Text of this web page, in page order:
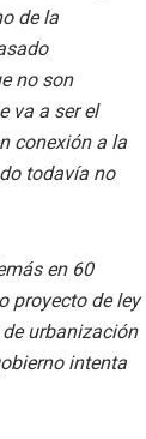
de la
no son
va a ser el
conexión a la
todavía no
en 60
proyecto de ley
urbanización
intenta